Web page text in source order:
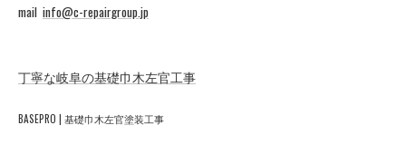
mail info@c-repairgroup.jp
丁寧な岐阜の基礎巾木左官工事
BASEPRO | 基礎巾木左官塗装工事